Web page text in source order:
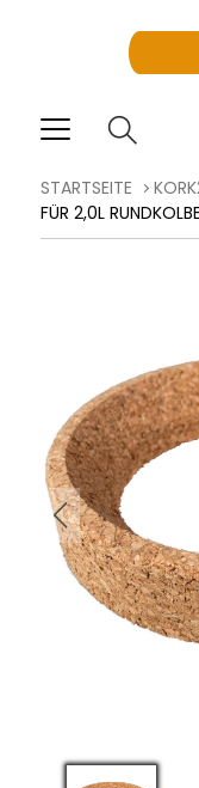
STARTSEITE
FÜR 2,0L